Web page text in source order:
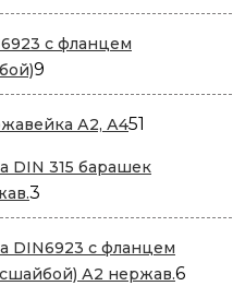
товаров
с фланцем
9
товаров
А2, А451
DIN 315 барашек
3
товара
DIN6923 с фланцем
А2 нержав.66